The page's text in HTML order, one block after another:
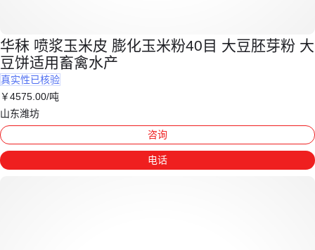
华秣 喷浆玉米皮 膨化玉米粉40目 大豆胚芽粉 大
豆饼适用畜禽水产
真实性已核验
￥4575.00/吨
山东潍坊
咨询
电话